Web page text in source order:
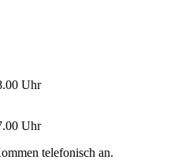
Uhr
Uhr
telefonisch an.